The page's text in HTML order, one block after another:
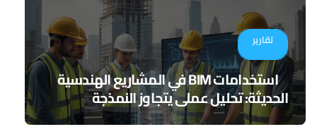
تقارير
استخدامات BIM في المشاريع الهندسية
الحديثة: تحليل عملي يتجاوز النمذجة